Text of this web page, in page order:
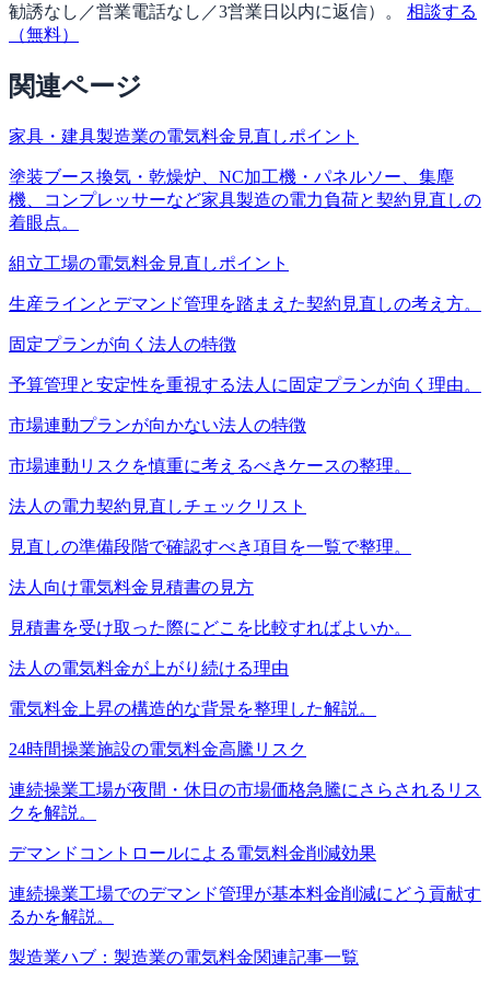
勧誘なし／営業電話なし／3営業日以内に返信）。
相談する
（無料）
関連ページ
家具・建具製造業の電気料金見直しポイント
塗装ブース換気・乾燥炉、NC加工機・パネルソー、集塵
機、コンプレッサーなど家具製造の電力負荷と契約見直しの
着眼点。
組立工場の電気料金見直しポイント
生産ラインとデマンド管理を踏まえた契約見直しの考え方。
固定プランが向く法人の特徴
予算管理と安定性を重視する法人に固定プランが向く理由。
市場連動プランが向かない法人の特徴
市場連動リスクを慎重に考えるべきケースの整理。
法人の電力契約見直しチェックリスト
見直しの準備段階で確認すべき項目を一覧で整理。
法人向け電気料金見積書の見方
見積書を受け取った際にどこを比較すればよいか。
法人の電気料金が上がり続ける理由
電気料金上昇の構造的な背景を整理した解説。
24時間操業施設の電気料金高騰リスク
連続操業工場が夜間・休日の市場価格急騰にさらされるリス
クを解説。
デマンドコントロールによる電気料金削減効果
連続操業工場でのデマンド管理が基本料金削減にどう貢献す
るかを解説。
製造業ハブ：製造業の電気料金関連記事一覧